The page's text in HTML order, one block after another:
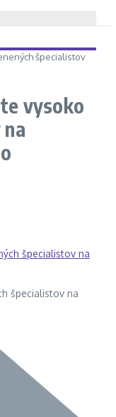
špecialistov
vysoko
špecialistov na